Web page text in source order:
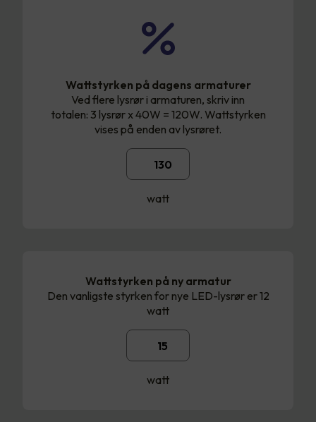
Wattstyrken på dagens armaturer
Ved flere lysrør i armaturen, skriv inn
totalen: 3 lysrør x 40W = 120W. Wattstyrken
vises på enden av lysrøret.
watt
Wattstyrken på ny armatur
Den vanligste styrken for nye LED-lysrør er 12
watt
watt